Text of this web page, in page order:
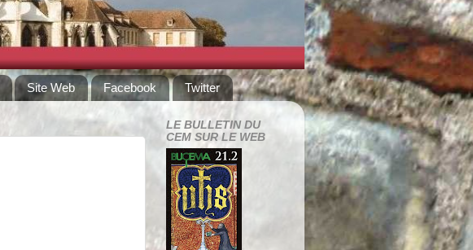
Site Web Facebook Twitter
LE BULLETIN DU
CEM SUR LE WEB